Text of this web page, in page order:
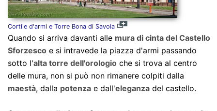
Cortile d'armi e Torre Bona di Savoia
Quando si arriva davanti alle mura di cinta del Castello
Sforzescoe si intravede la piazza d'armi passando
sotto l'alta torre dell'orologioche si trova al centro
delle mura, non si può non rimanere colpiti dalla
maestà, dalla potenzae dall'eleganzadel castello.